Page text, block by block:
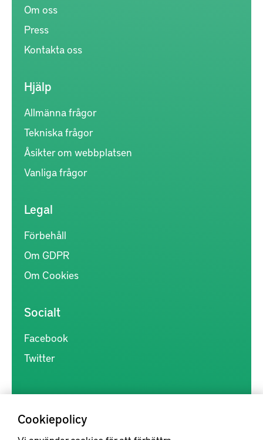
Cookiepolicy
Om oss
Press
Kontakta oss
Hjälp
Allmänna frågor
Tekniska frågor
Åsikter om webbplatsen
Vanliga frågor
Legal
Förbehåll
Om GDPR
Om Cookies
Socialt
Facebook
Twitter